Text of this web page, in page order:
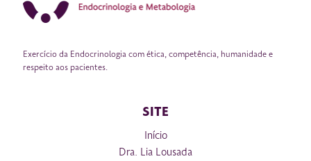
Exercício da Endocrinologia com ética, competência, humanidade e
respeito aos pacientes.
SITE
Início
Dra. Lia Lousada